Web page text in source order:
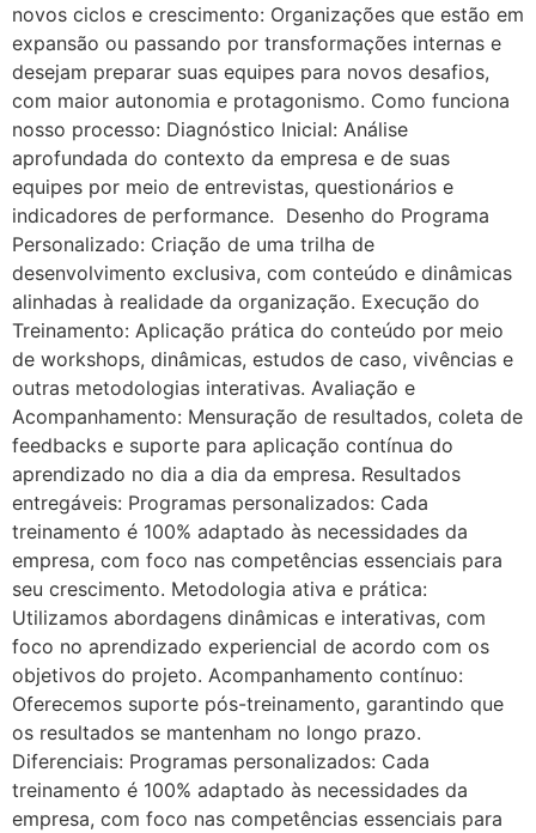
novos ciclos e crescimento: Organizações que estão em
expansão ou passando por transformações internas e
desejam preparar suas equipes para novos desafios,
com maior autonomia e protagonismo. Como funciona
nosso processo: Diagnóstico Inicial: Análise
aprofundada do contexto da empresa e de suas
equipes por meio de entrevistas, questionários e
indicadores de performance. Desenho do Programa
Personalizado: Criação de uma trilha de
desenvolvimento exclusiva, com conteúdo e dinâmicas
alinhadas à realidade da organização. Execução do
Treinamento: Aplicação prática do conteúdo por meio
de workshops, dinâmicas, estudos de caso, vivências e
outras metodologias interativas. Avaliação e
Acompanhamento: Mensuração de resultados, coleta de
feedbacks e suporte para aplicação contínua do
aprendizado no dia a dia da empresa. Resultados
entregáveis: Programas personalizados: Cada
treinamento é 100% adaptado às necessidades da
empresa, com foco nas competências essenciais para
seu crescimento. Metodologia ativa e prática:
Utilizamos abordagens dinâmicas e interativas, com
foco no aprendizado experiencial de acordo com os
objetivos do projeto. Acompanhamento contínuo:
Oferecemos suporte pós-treinamento, garantindo que
os resultados se mantenham no longo prazo.
Diferenciais: Programas personalizados: Cada
treinamento é 100% adaptado às necessidades da
empresa, com foco nas competências essenciais para